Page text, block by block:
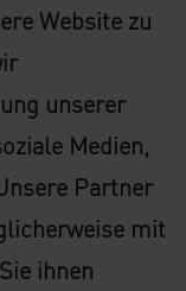
Website zu
unserer
Medien,
Partner
mit
ihnen